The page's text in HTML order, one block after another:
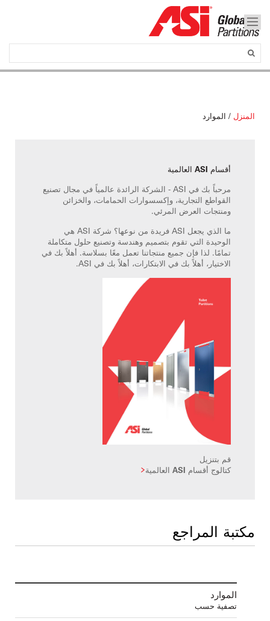
المنزل / الموارد
أقسام ASI العالمية
مرحباً بك في ASI - الشركة الرائدة عالمياً في مجال تصنيع
القواطع التجارية، وإكسسوارات الحمامات، والخزائن
ومنتجات العرض المرئي.
ما الذي يجعل ASI فريدة من نوعها؟ شركة ASI هي
الوحيدة التي تقوم بتصميم وهندسة وتصنيع حلول متكاملة
تمامًا. لذا فإن جميع منتجاتنا تعمل معًا بسلاسة. أهلاً بك في
الاختيار، أهلاً بك في الابتكارات، أهلاً بك في ASI.
قم بتنزيل
كتالوج أقسام ASI العالمية
مكتبة المراجع
الموارد
تصفية حسب